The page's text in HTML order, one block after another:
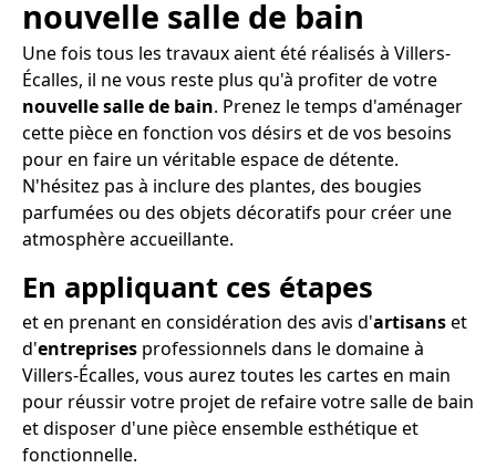
nouvelle salle de bain
Une fois tous les travaux aient été réalisés à Villers-
Écalles, il ne vous reste plus qu'à profiter de votre
nouvelle salle de bain. Prenez le temps d'aménager
cette pièce en fonction vos désirs et de vos besoins
pour en faire un véritable espace de détente.
N'hésitez pas à inclure des plantes, des bougies
parfumées ou des objets décoratifs pour créer une
atmosphère accueillante.
En appliquant ces étapes
et en prenant en considération des avis d'artisanset
d'entreprises professionnels dans le domaine à
Villers-Écalles, vous aurez toutes les cartes en main
pour réussir votre projet de refaire votre salle de bain
et disposer d'une pièce ensemble esthétique et
fonctionnelle.